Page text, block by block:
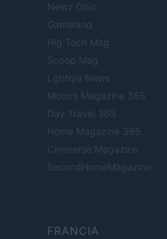
Newz Ohio
Gameland
Hig Tech Mag
Scoop Mag
Lgbtqia News
Motors Magazine 365
Day Travel 365
Home Magazine 365
Cineverse Magazine
SecondHomeMagazine
FRANCIA